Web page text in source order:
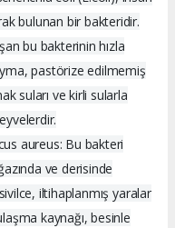
bulunan bir bakteridir.
bu bakterinin hızla
pastörize edilmemiş
suları ve kirli sularla
aureus: Bu bakteri
ve derisinde
iltihaplanmış yaralar
kaynağı, besinle